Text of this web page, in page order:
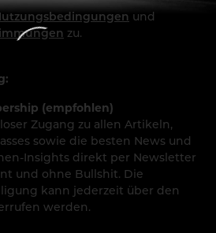
und
zu.
(empfohlen)
Zugang zu allen Artikeln,
sowie die besten News und
Insights direkt per Newsletter
und ohne Bullshit. Die
kann jederzeit über den
werden.